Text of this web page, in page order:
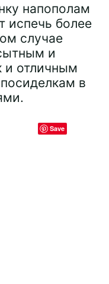
напополам
испечь более
случае
и
и отличным
в
Save